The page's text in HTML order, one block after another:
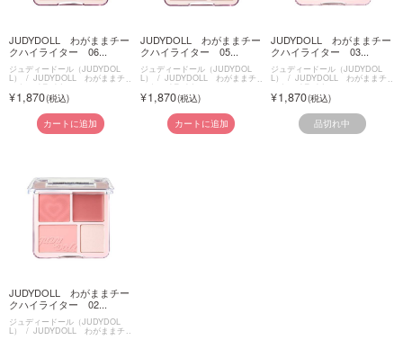
ログイン・新規会員登録
JUDYDOLL わがままチー
クハイライター 06...
ジュディードール（JUDYDOL
L） JUDYDOLL わがままチ
ークハイライター
1,870
カートに追加
JUDYDOLL わがままチー
クハイライター 05...
ジュディードール（JUDYDOL
L） JUDYDOLL わがままチ
ークハイライター
1,870
カートに追加
JUDYDOLL わがままチー
クハイライター 03...
ジュディードール（JUDYDOL
L） JUDYDOLL わがままチ
ークハイライター
1,870
品切れ中
JUDYDOLL わがままチー
クハイライター 02...
ジュディードール（JUDYDOL
L） JUDYDOLL わがままチ